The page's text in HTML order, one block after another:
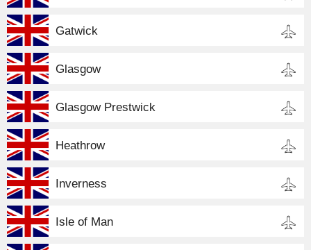
Gatwick
Glasgow
Glasgow Prestwick
Heathrow
Inverness
Isle of Man